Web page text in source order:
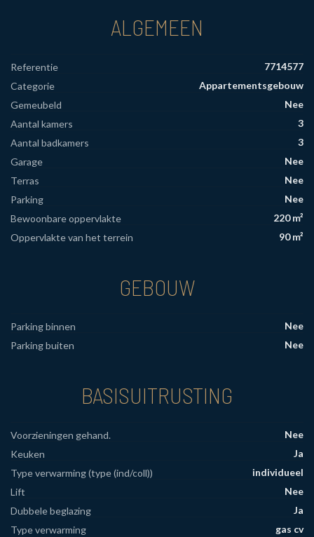
ALGEMEEN
Referentie
7714577
Categorie
Appartementsgebouw
Gemeubeld
Nee
Aantal kamers
3
Aantal badkamers
3
Garage
Nee
Terras
Nee
Parking
Nee
Bewoonbare oppervlakte
220 m²
Oppervlakte van het terrein
90 m²
GEBOUW
Parking binnen
Nee
Parking buiten
Nee
BASISUITRUSTING
Voorzieningen gehand.
Nee
Keuken
Ja
Type verwarming (type (ind/coll))
individueel
Lift
Nee
Dubbele beglazing
Ja
Type verwarming
gas cv